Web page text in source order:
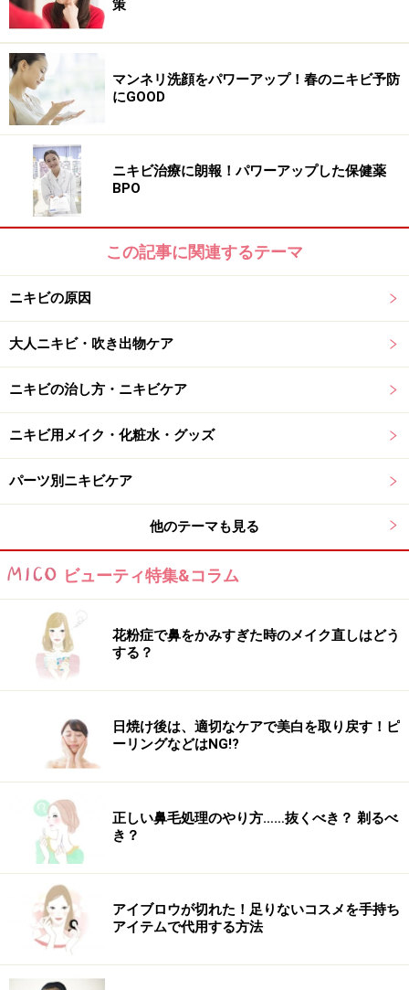
策
マンネリ洗顔をパワーアップ！春のニキビ予防
にGOOD
ニキビ治療に朗報！パワーアップした保健薬
BPO
この記事に関連するテーマ
ニキビの原因
大人ニキビ・吹き出物ケア
ニキビの治し方・ニキビケア
ニキビ用メイク・化粧水・グッズ
パーツ別ニキビケア
他のテーマも見る
ビューティ特集&コラム
花粉症で鼻をかみすぎた時のメイク直しはどう
する？
日焼け後は、適切なケアで美白を取り戻す！ピ
ーリングなどはNG!?
正しい鼻毛処理のやり方……抜くべき？ 剃るべ
き？
アイブロウが切れた！足りないコスメを手持ち
アイテムで代用する方法